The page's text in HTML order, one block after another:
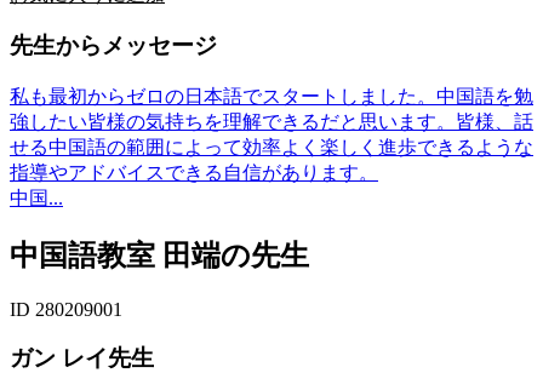
先生からメッセージ
私も最初からゼロの日本語でスタートしました。中国語を勉
強したい皆様の気持ちを理解できるだと思います。皆様、話
せる中国語の範囲によって効率よく楽しく進歩できるような
指導やアドバイスできる自信があります。
中国...
中国語教室 田端の先生
ID 280209001
ガン レイ先生